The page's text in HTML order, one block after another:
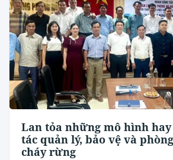
Lan tỏa những mô hình
tác quản lý, bảo vệ và
cháy rừng